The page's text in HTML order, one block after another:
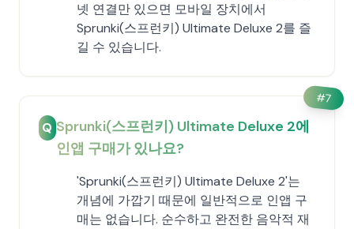
넷 연결만 있으면 모바일 장치에서
Sprunki(스프런키) Ultimate Deluxe 2를 즐
길 수 있습니다.
#7
Q Sprunki(스프런키) Ultimate Deluxe 2에
인앱 구매가 있나요?
'Sprunki(스프런키) Ultimate Deluxe 2'는
개념에 가깝기 때문에 일반적으로 인앱 구
매는 없습니다. 순수하고 완전한 음악적 재